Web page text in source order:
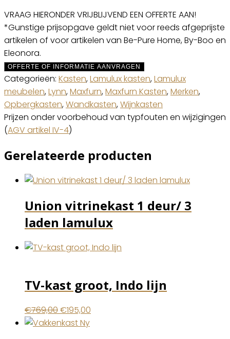
VRAAG HIERONDER VRIJBLIJVEND EEN OFFERTE AAN!
*Gunstige prijsopgave geldt niet voor reeds afgeprijste
artikelen of voor artikelen van Be-Pure Home, By-Boo en
Eleonora.
OFFERTE OF INFORMATIE AANVRAGEN
Categorieën: Kasten,Lamulux kasten,Lamulux
meubelen,Lynn,Maxfurn,Maxfurn Kasten,Merken,
Opbergkasten,Wandkasten,Wijnkasten
Prijzen onder voorbehoud van typfouten en wijzigingen
(AGV artikel IV-4)
Gerelateerde producten
Union vitrinekast 1 deur/ 3
laden lamulux
TV-kast groot, Indo lijn
€769,00Oorspronkelijke
prijs
€195,00